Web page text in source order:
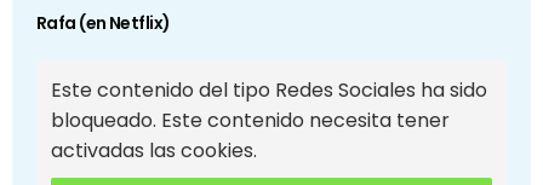
Rafa (en Netflix)
Este contenido del tipo Redes Sociales ha sido
bloqueado. Este contenido necesita tener
activadas las cookies.